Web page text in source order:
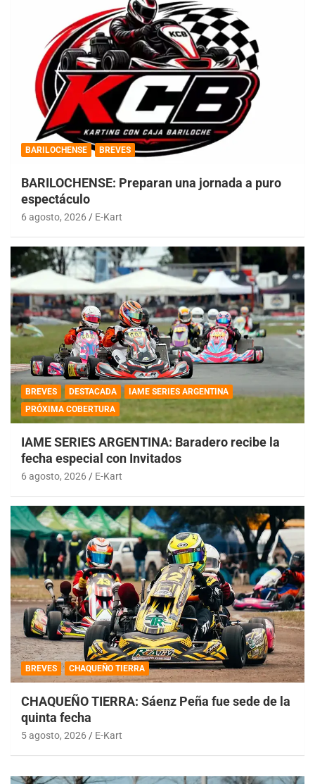
BARILOCHENSE BREVES
BARILOCHENSE: Preparan una jornada a puro
espectáculo
6 agosto, 2026 E-Kart
BREVES DESTACADA
IAME SERIES ARGENTINA
PRÓXIMA COBERTURA
IAME SERIES ARGENTINA: Baradero recibe la
fecha especial con Invitados
6 agosto, 2026 E-Kart
BREVES CHAQUEÑO TIERRA
CHAQUEÑO TIERRA: Sáenz Peña fue sede de la
quinta fecha
5 agosto, 2026 E-Kart